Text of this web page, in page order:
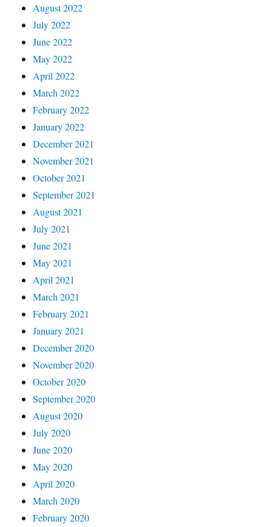
August 2022
July 2022
June 2022
May 2022
April 2022
March 2022
February 2022
January 2022
December 2021
November 2021
October 2021
September 2021
August 2021
July 2021
June 2021
May 2021
April 2021
March 2021
February 2021
January 2021
December 2020
November 2020
October 2020
September 2020
August 2020
July 2020
June 2020
May 2020
April 2020
March 2020
February 2020